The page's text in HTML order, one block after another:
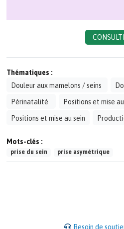
Thématiques :
Douleur aux mamelons / seins
Périnatalité Positions et mise
Positions et mise au sein
Mots-clés :
prise du sein prise asymétrique
Besoin de